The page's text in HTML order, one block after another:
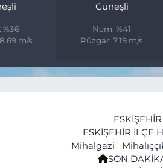
%36
m/s
Güneşli
Nem: %41
Rüzgar: 7.19 m/s
ESKİŞEHİR İLÇE
Mihalgazi
SON